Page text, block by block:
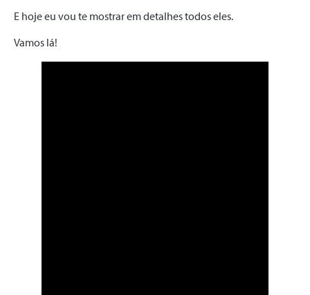
E hoje eu vou te mostrar em detalhes todos eles.
Vamos lá!